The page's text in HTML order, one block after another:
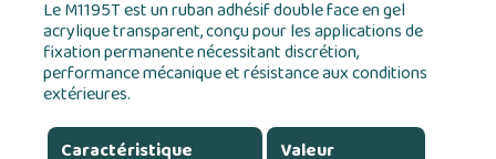
Le M1195T est un ruban adhésif double face en gel
acrylique transparent, conçu pour les applications de
fixation permanente nécessitant discrétion,
performance mécanique et résistance aux conditions
extérieures.
Caractéristique
Valeur